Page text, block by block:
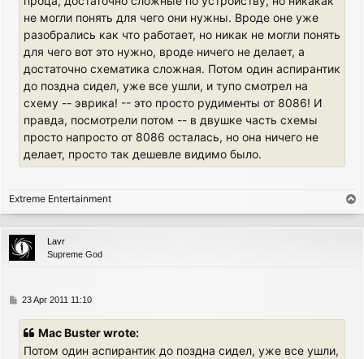
не могли понять для чего они нужны. Вроде оне уже
разобрались как что работает, но никак не могли понять
для чего вот это нужно, вроде ничего не делает, а
достаточно схематика сложная. Потом один аспирантик
до поздна сидел, уже все ушли, и тупо смотрел на
схему -- эврика! -- это просто рудименты от 8086! И
правда, посмотрели потом -- в двушке часть схемы
просто напросто от 8086 осталась, но она ничего не
делает, просто так дешевле видимо было.
Extreme Entertainment
o
p
Lavr
Supreme God
P23 Apr 2011 11:10
Mac Buster wrote:
Потом один аспирантик до поздна сидел, уже все ушли,